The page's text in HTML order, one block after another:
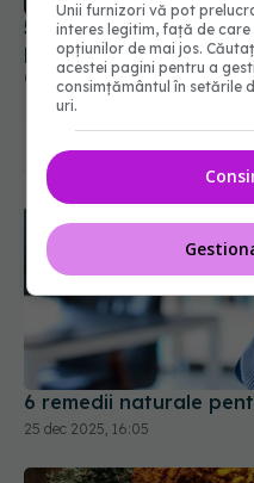
5 legume care te
pahar cu apă
02 iul 2025, 14:48
6 remedii naturale
25 dec 2025, 16:05
Unii furnizori vă pot
interes legitim, față de
opțiunilor de mai jos.
acestei pagini pentru a
consimțământul în setările
uri.